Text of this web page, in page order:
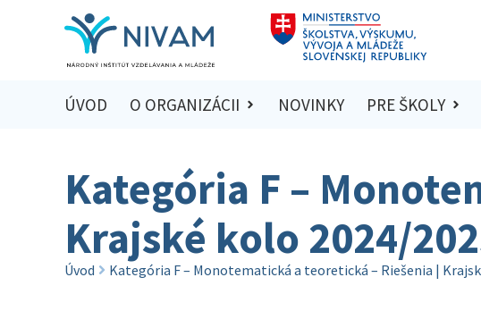
ÚVOD O ORGANIZÁCII NOVINKY PRE ŠKOLY
Kategória F –
Krajské kolo 2024/
Úvod Kategória F – Monotematická a teoretická – Riešenia |